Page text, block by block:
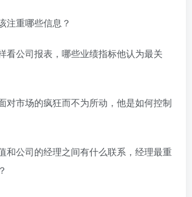
注重哪些信息？
看公司报表，哪些业绩指标他认为最关
对市场的疯狂而不为所动，他是如何控制
和公司的经理之间有什么联系，经理最重